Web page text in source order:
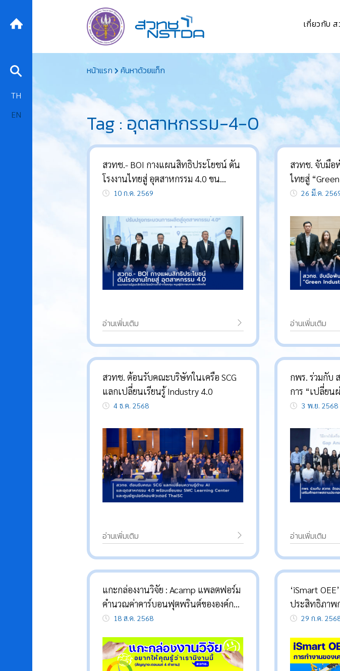
to
content
เกี่ยวกับ ส
หน้าแรก ค้นหาด้วยแท็ก
Tag : อุตสาหกรรม-4-0
สวทช.- BOI กางแผนสิทธิประโยชน์ ดัน
โรงงานไทยสู่ อุตสาหกรรม 4.0 ขน
มาตรการรัฐและสิทธิประโยชน์ทางภาษี-
เต็ม
10 ก.ค. 2569
อ่านเพิ่มเติม
สวทช. จับมือ
ไทยสู่
เติบโตยั่งยืนด้
26 มี.ค.
อ่านเพิ่มเติม
สวทช. ต้อนรับคณะบริษัทในเครือ SCG
แลกเปลี่ยนเรียนรู้ Industry 4.0
4 ธ.ค. 2568
อ่านเพิ่มเติม
กพร. ร่วมกับ
การ “เปลี่ยน
เสริมศักยภาพ
3 พ.ย. 2568
อ่านเพิ่มเติม
แกะกล่องงานวิจัย : Acamp แพลตฟอร์ม
คำนวณค่าคาร์บอนฟุตพรินต์ขององค์กร
(CFO)18 ส.ค. 2568
‘iSmart
ประสิทธิภาพ
แบบอัตโนมัติ
29 ก.ค.
TH
EN